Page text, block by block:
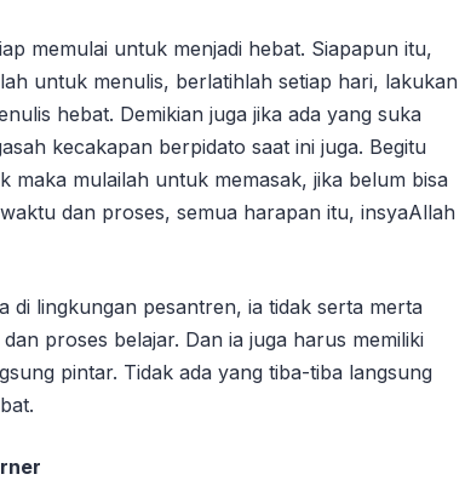
memulai untuk menjadi hebat. Siapapun itu,
untuk menulis, berlatihlah setiap hari, lakukan
hebat. Demikian juga jika ada yang suka
kecakapan berpidato saat ini juga. Begitu
maka mulailah untuk memasak, jika belum bisa
dan proses, semua harapan itu, insyaAllah
di lingkungan pesantren, ia tidak serta merta
proses belajar. Dan ia juga harus memiliki
pintar. Tidak ada yang tiba-tiba langsung